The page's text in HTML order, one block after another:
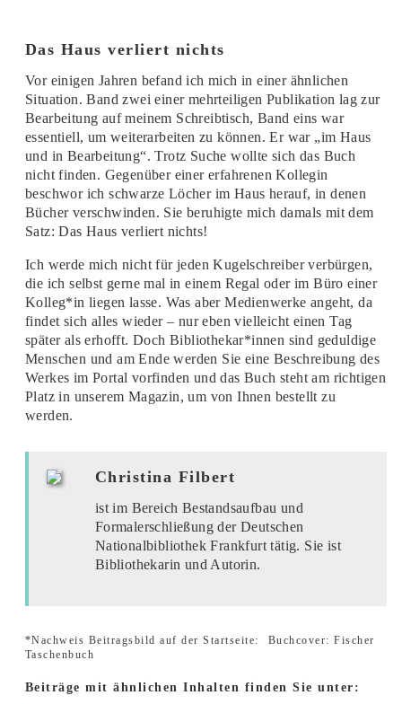
Das Haus verliert nichts
Vor einigen Jahren befand ich mich in einer ähnlichen
Situation. Band zwei einer mehrteiligen Publikation lag zur
Bearbeitung auf meinem Schreibtisch, Band eins war
essentiell, um weiterarbeiten zu können. Er war „im Haus
und in Bearbeitung“. Trotz Suche wollte sich das Buch
nicht finden. Gegenüber einer erfahrenen Kollegin
beschwor ich schwarze Löcher im Haus herauf, in denen
Bücher verschwinden. Sie beruhigte mich damals mit dem
Satz: Das Haus verliert nichts!
Ich werde mich nicht für jeden Kugelschreiber verbürgen,
die ich selbst gerne mal in einem Regal oder im Büro einer
Kolleg*in liegen lasse. Was aber Medienwerke angeht, da
findet sich alles wieder – nur eben vielleicht einen Tag
später als erhofft. Doch Bibliothekar*innen sind geduldige
Menschen und am Ende werden Sie eine Beschreibung des
Werkes im Portal vorfinden und das Buch steht am richtigen
Platz in unserem Magazin, um von Ihnen bestellt zu
werden.
Christina Filbert
ist im Bereich Bestandsaufbau und
Formalerschließung der Deutschen
Nationalbibliothek Frankfurt tätig. Sie ist
Bibliothekarin und Autorin.
*Nachweis Beitragsbild auf der Startseite:
Buchcover: Fischer
Taschenbuch
Beiträge mit ähnlichen Inhalten finden Sie unter: